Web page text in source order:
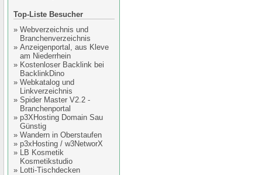
Top-Liste Besucher
» Webverzeichnis und
Branchenverzeichnis
» Anzeigenportal, aus Kleve
am Niederrhein
» Kostenloser Backlink bei
BacklinkDino
» Webkatalog und
Linkverzeichnis
» Spider Master V2.2 -
Branchenportal
» p3XHosting Domain Sau
Günstig
» Wandern in Oberstaufen
» p3xHosting / w3NetworX
» LB Kosmetik
Kosmetikstudio
» Lotti-Tischdecken